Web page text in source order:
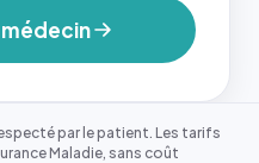
par le patient. Les tarifs
Maladie, sans coût